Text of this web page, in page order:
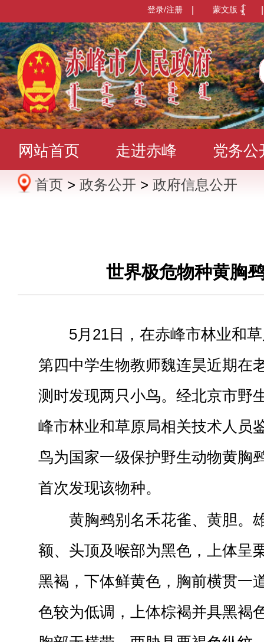
蒙文版
登录/注册
网站首页 走进赤峰 党务公
办事服务 政民互动 数据发
首页 > 政务公开 > 政府信息公开
世界极危物种黄胸
5月21日，在赤峰市林业和
第四中学生物教师魏连昊近期在
测时发现两只小鸟。经北京市野
峰市林业和草原局相关技术人员
鸟为国家一级保护野生动物黄胸
首次发现该物种。
黄胸鹀别名禾花雀、黄胆。
额、头顶及喉部为黑色，上体呈
黑褐，下体鲜黄色，胸前横贯一
色较为低调，上体棕褐并具黑褐